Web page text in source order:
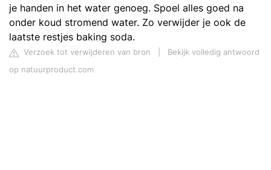
je handen in het water genoeg. Spoel alles goed na
onder koud stromend water. Zo verwijder je ook de
laatste restjes baking soda.
Verzoek tot verwijderen van bron
Bekijk volledig antwoord
op natuurproduct.com